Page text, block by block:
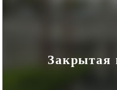
Закрытая